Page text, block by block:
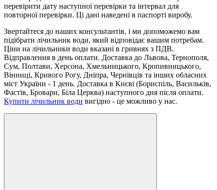
перевірити дату наступної перевірки та інтервал для
повторної перевірки. Ці дані наведені в паспорті виробу.
Звертайтеся до наших консультантів, і ми допоможемо вам
підібрати лічильник води, який відповідає вашим потребам.
Ціни на лічильники води вказані в гривнях з ПДВ.
Відправлення в день оплати. Доставка до Львова, Тернополя,
Сум, Полтави, Херсона, Хмельницького, Кропивницького,
Вінниці, Кривого Рогу, Дніпра, Чернівців та інших обласних
міст України - 1 день. Доставка в Києві (Бориспіль, Васильків,
Фастів, Бровари, Біла Церква) наступного дня після оплати.
Купити лічильник води вигідно - це можливо у нас.